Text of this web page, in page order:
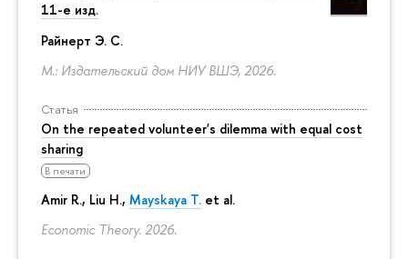
11-е изд.
Райнерт Э. С.
М.: Издательский дом НИУ ВШЭ, 2026.
Статья
On the repeated volunteer's dilemma with equal cost
sharing
В печати
Amir R., Liu H., Mayskaya T. et al.
Economic Theory. 2026.